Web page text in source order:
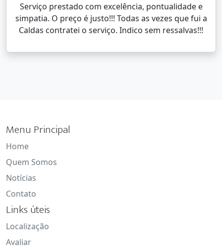
Serviço prestado com excelência, pontualidade e
simpatia. O preço é justo!!! Todas as vezes que fui a
Caldas contratei o serviço. Indico sem ressalvas!!!
Menu Principal
Home
Quem Somos
Notícias
Contato
Links úteis
Localização
Avaliar